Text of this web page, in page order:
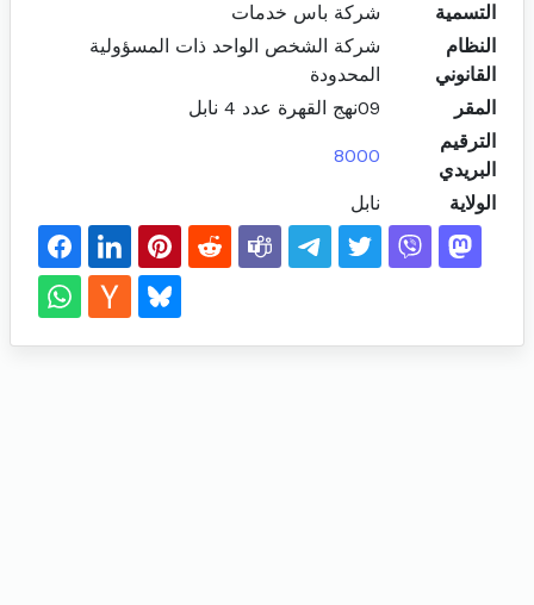
التسمية
شركة باس خدمات
النظام
القانوني
شركة الشخص الواحد ذات المسؤولية
المحدودة
المقر
09نهج القهرة عدد 4 نابل
الترقيم
البريدي
8000
الولاية نابل